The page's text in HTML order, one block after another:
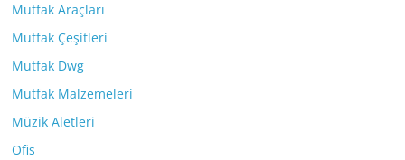
Mutfak Araçları
Mutfak Çeşitleri
Mutfak Dwg
Mutfak Malzemeleri
Müzik Aletleri
Ofis